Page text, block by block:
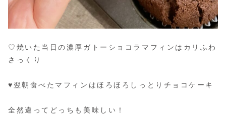
♡焼いた当日の濃厚ガトーショコラマフィンはカリふわ
さっくり
♥翌朝食べたマフィンはほろほろしっとりチョコケーキ
全然違ってどっちも美味しい！